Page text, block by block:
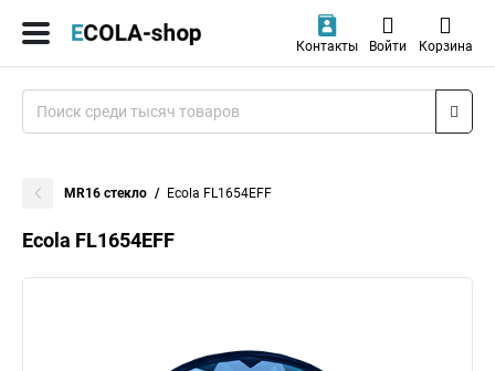
Контакты Войти Корзина
MR16 стекло Ecola FL1654EFF
Ecola FL1654EFF